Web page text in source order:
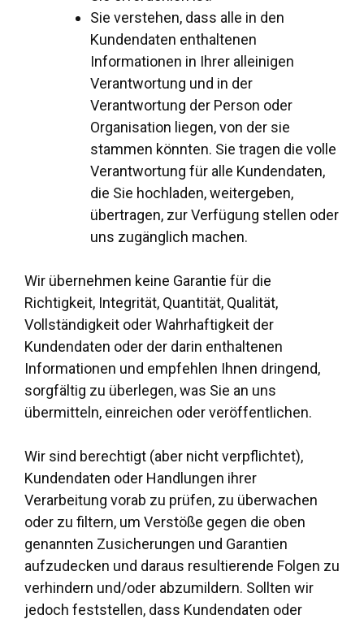
Sie verstehen, dass alle in den
Kundendaten enthaltenen
Informationen in Ihrer alleinigen
Verantwortung und in der
Verantwortung der Person oder
Organisation liegen, von der sie
stammen könnten. Sie tragen die volle
Verantwortung für alle Kundendaten,
die Sie hochladen, weitergeben,
übertragen, zur Verfügung stellen oder
uns zugänglich machen.
Wir übernehmen keine Garantie für die
Richtigkeit, Integrität, Quantität, Qualität,
Vollständigkeit oder Wahrhaftigkeit der
Kundendaten oder der darin enthaltenen
Informationen und empfehlen Ihnen dringend,
sorgfältig zu überlegen, was Sie an uns
übermitteln, einreichen oder veröffentlichen.
Wir sind berechtigt (aber nicht verpflichtet),
Kundendaten oder Handlungen ihrer
Verarbeitung vorab zu prüfen, zu überwachen
oder zu filtern, um Verstöße gegen die oben
genannten Zusicherungen und Garantien
aufzudecken und daraus resultierende Folgen zu
verhindern und/oder abzumildern. Sollten wir
jedoch feststellen, dass Kundendaten oder